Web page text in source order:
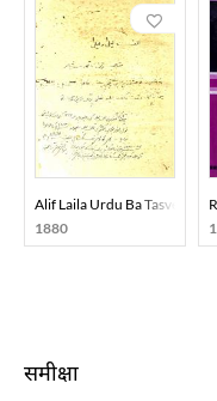
Alif Laila Urdu Ba Tasveer
1880
समीक्षा